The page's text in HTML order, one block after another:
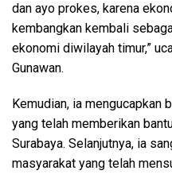
dan ayo prokes, karena
kembangkan kembali
ekonomi diwilayah timur,”
Gunawan.
Kemudian, ia mengucapkan
yang telah memberikan
Surabaya. Selanjutnya, ia
masyarakat yang telah